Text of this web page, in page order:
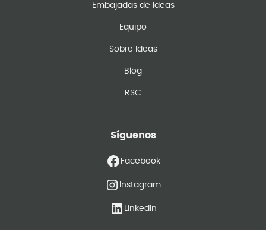
Embajadas de Ideas
Equipo
Sobre Ideas
Blog
RSC
Síguenos
Facebook
Instagram
LinkedIn